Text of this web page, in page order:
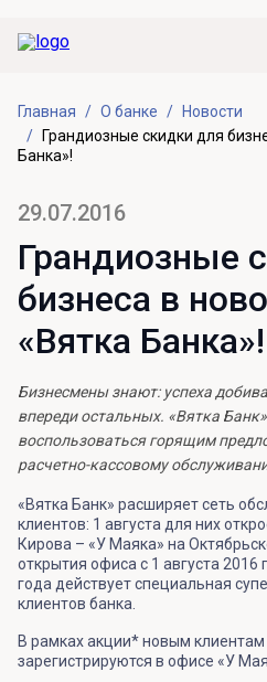
Главная О банке
Новости
Грандиозные скидки для
Банка»!
29.07.2016
Грандиозные
бизнеса в
«Вятка Банка»!
Бизнесмены знают: успеха
впереди остальных. «Вятка
воспользоваться горящим
расчетно-кассовому
«Вятка Банк» расширяет сеть
клиентов: 1 августа для них
Кирова – «У Маяка» на
открытия офиса с 1 августа 2016
года действует специальная
клиентов банка.
В рамках акции* новым клиентам
зарегистрируются в офисе «У